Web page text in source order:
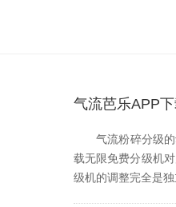
气流芭乐APP下
气流粉碎分级的动
载无限免费分级机对
级机的调整完全是独